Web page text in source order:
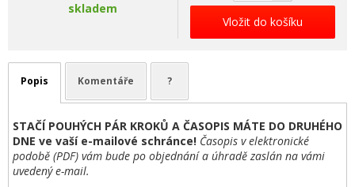
skladem
Vložit do košíku
Popis Komentáře ?
STAČÍ POUHÝCH PÁR KROKŮ A ČASOPIS MÁTE DO DRUHÉHO
DNE ve vaší e-mailové schránce! Časopis v elektronické
podobě (PDF) vám bude po objednání a úhradě zaslán na vámi
uvedený e-mail.